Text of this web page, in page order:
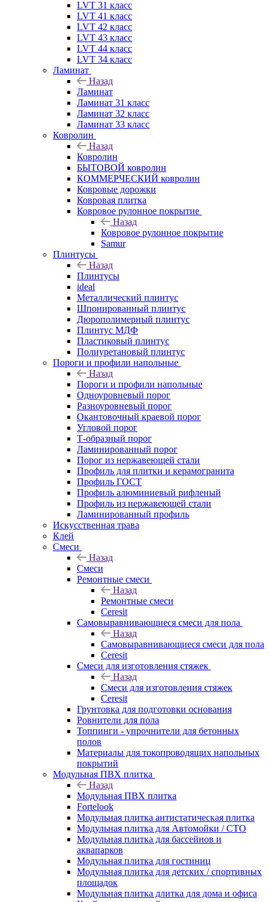
LVT 31 класс
LVT 41 класс
LVT 42 класс
LVT 43 класс
LVT 44 класс
LVT 34 класс
Ламинат
Назад
Ламинат
Ламинат 31 класс
Ламинат 32 класс
Ламинат 33 класс
Ковролин
Назад
Ковролин
БЫТОВОЙ ковролин
КОММЕРЧЕСКИЙ ковролин
Ковровые дорожки
Ковровая плитка
Ковровое рулонное покрытие
Назад
Ковровое рулонное покрытие
Samur
Плинтусы
Назад
Плинтусы
ideal
Металлический плинтус
Шпонированный плинтус
Дюрополимерный плинтус
Плинтус МДФ
Пластиковый плинтус
Полиуретановый плинтус
Пороги и профили напольные
Назад
Пороги и профили напольные
Одноуровневый порог
Разноуровневый порог
Окантовочный краевой порог
Угловой порог
Т-образный порог
Ламинированный порог
Порог из нержавеющей стали
Профиль для плитки и керамогранита
Профиль ГОСТ
Профиль алюминиевый рифленый
Профиль из нержавеющей стали
Ламинированный профиль
Искусственная трава
Клей
Смеси
Назад
Смеси
Ремонтные смеси
Назад
Ремонтные смеси
Ceresit
Самовыравнивающиеся смеси для пола
Назад
Самовыравнивающиеся смеси для пола
Ceresit
Смеси для изготовления стяжек
Назад
Смеси для изготовления стяжек
Ceresit
Грунтовка для подготовки основания
Ровнители для пола
Топпинги - упрочнители для бетонных
полов
Материалы для токопроводящих напольных
покрытий
Модульная ПВХ плитка
Назад
Модульная ПВХ плитка
Fortelook
Модульная плитка антистатическая плитка
Модульная плитка для Автомойки / СТО
Модульная плитка для бассейнов и
аквапарков
Модульная плитка для гостиниц
Модульная плитка для детских / спортивных
площадок
Модульная плитка длитка для дома и офиса